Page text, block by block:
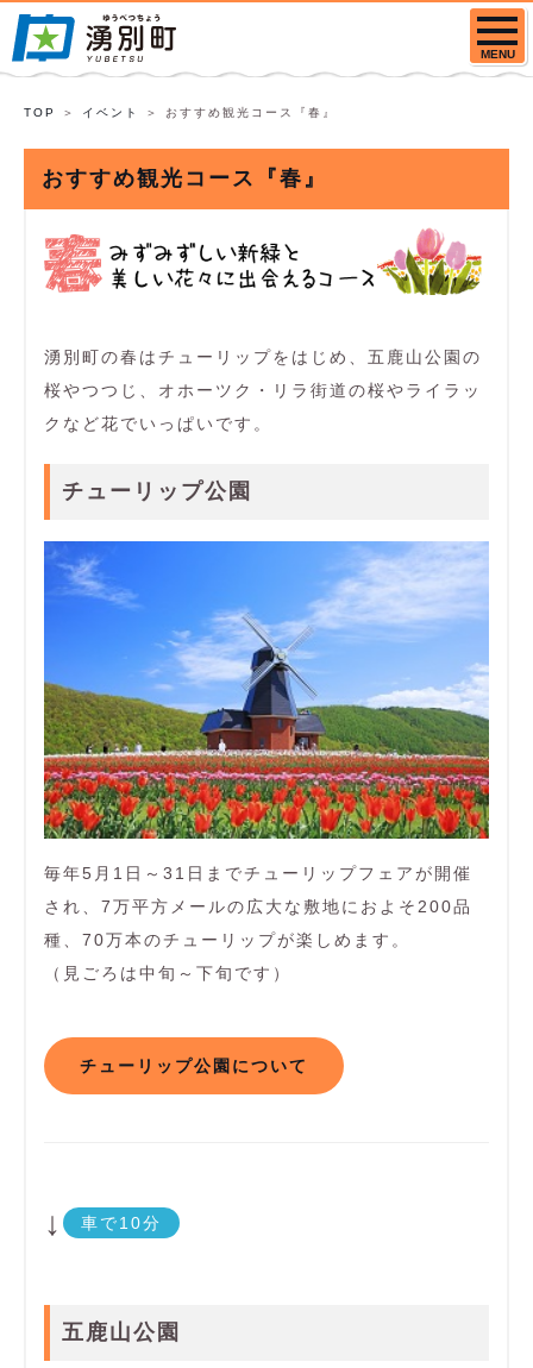
MENU
TOP イベント おすすめ観光コース『春』
おすすめ観光コース『春』
湧別町の春はチューリップをはじめ、五鹿山公園の
桜やつつじ、オホーツク・リラ街道の桜やライラッ
クなど花でいっぱいです。
チューリップ公園
毎年5月1日～31日までチューリップフェアが開催
され、7万平方メールの広大な敷地におよそ200品
種、70万本のチューリップが楽しめます。
（見ごろは中旬～下旬です）
チューリップ公園について
↓ 車で10分
五鹿山公園